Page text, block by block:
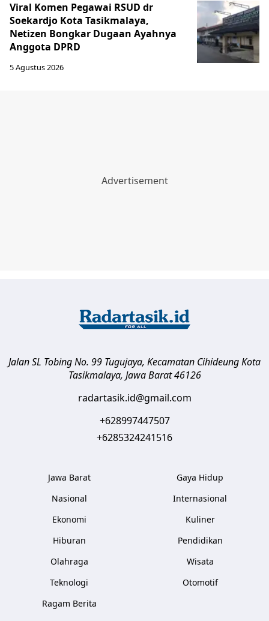
Viral Komen Pegawai RSUD dr
Soekardjo Kota Tasikmalaya,
Netizen Bongkar Dugaan Ayahnya
Anggota DPRD
5 Agustus 2026
Jalan SL Tobing No. 99 Tugujaya, Kecamatan CihideungKota
Tasikmalaya, Jawa Barat 46126
radartasik.id@gmail.com
+628997447507
+6285324241516
Jawa Barat
Nasional
Ekonomi
Hiburan
Olahraga
Teknologi
Ragam Berita
Gaya Hidup
Internasional
Kuliner
Pendidikan
Wisata
Otomotif